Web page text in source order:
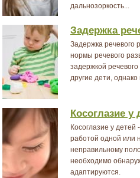
дальнозоркость...
Задержка
Задержка речевого
нормы речевого
задержкой
другие дети,
Косоглазие у
Косоглазие у
работой одной или
неправильному
необходимо
адаптируются.